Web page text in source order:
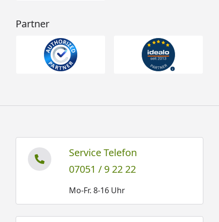
Partner
Service Telefon
07051 / 9 22 22
Mo-Fr. 8-16 Uhr